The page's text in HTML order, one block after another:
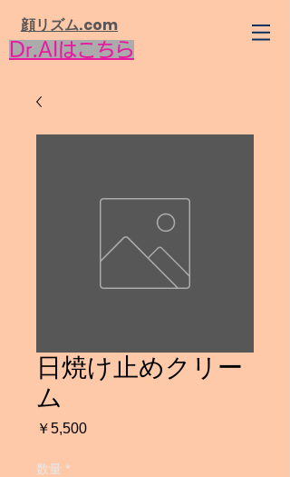
​顔リズム.com
Dr.AIはこちら
日焼け止めクリー
ム
￥5,500価
数量 *